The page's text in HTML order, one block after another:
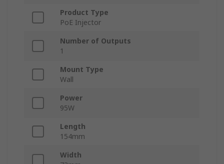
Product Type
PoE Injector
Number of Outputs
1
Mount Type
Wall
Power
95W
Length
154mm
Width